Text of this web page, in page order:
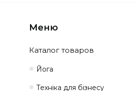
Каталог товаров
Йога
Техніка для бізнесу